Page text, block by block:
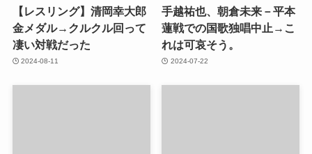
【レスリング】清岡幸大郎
金メダル→クルクル回って
凄い対戦だった
2024-08-11
手越祐也、朝倉未来－平本
蓮戦での国歌独唱中止→こ
れは可哀そう。
2024-07-22